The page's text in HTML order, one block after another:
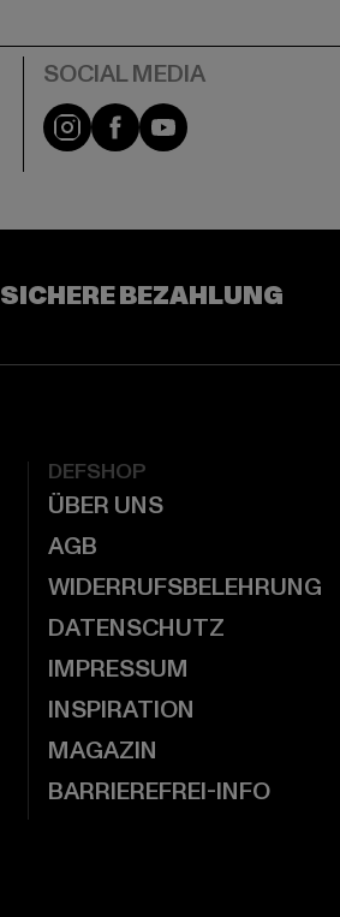
Instagram
FacebookYouTube
SICHERE BEZAHLUNG
DEFSHOP
ÜBER UNS
AGB
WIDERRUFSBELEHRUNG
DATENSCHUTZ
IMPRESSUM
INSPIRATION
MAGAZIN
BARRIEREFREI-INFO